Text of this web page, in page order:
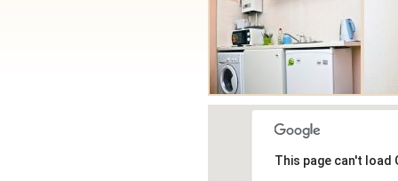
This page can't load